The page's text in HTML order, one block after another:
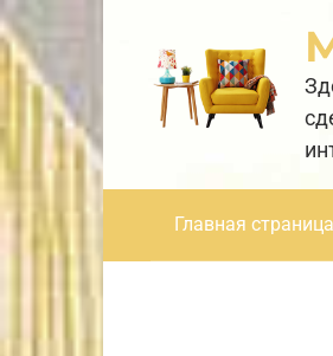
Перейти
к
контенту
Главная страница